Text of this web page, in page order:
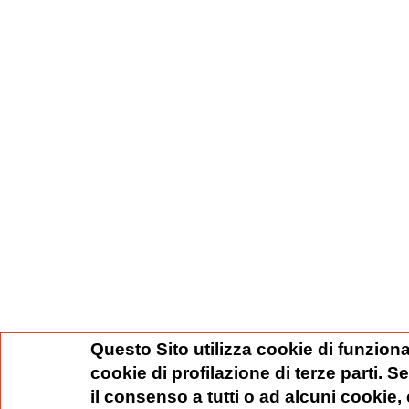
Questo Sito utilizza cookie di
cookie di profilazione di terze parti.
il consenso a tutti o ad alcuni